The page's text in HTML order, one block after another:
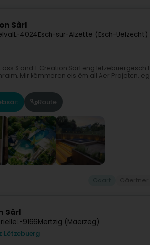
Sàrl
L-4024Esch-sur-Alzette (Esch-Uelzecht)
S and T Creation Sarl eng lëtzebuergesch
Mir këmmeren eis ëm all Aer Projeten,
Route
Sàrl
L-9166Mertzig (Mäerzeg)
Lëtzebuerg